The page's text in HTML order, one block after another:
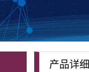
产品详细